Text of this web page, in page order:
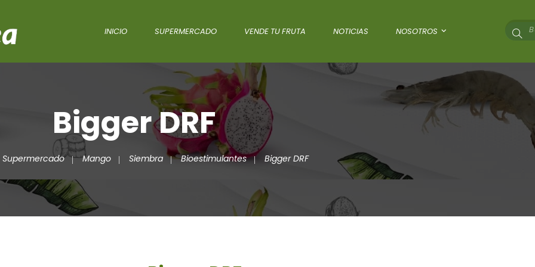
INICIO SUPERMERCADO VENDE TU FRUTA NOTICIAS NOSOTROS
Bigger DRF
Supermercado Mango Siembra Bioestimulantes Bigger DRF